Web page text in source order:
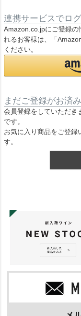
連携サービスでロ
Amazon.co.jpにご登録の
れるお客様は、「
ください。
まだご登録がお済
会員登録をしていただき
です。
お気に入り商品をご登録
す。